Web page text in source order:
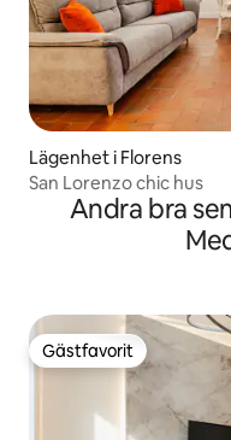
Lägenhet i Florens
San Lorenzo chic hus
Andra bra
Gästfavorit
Gästfavorit